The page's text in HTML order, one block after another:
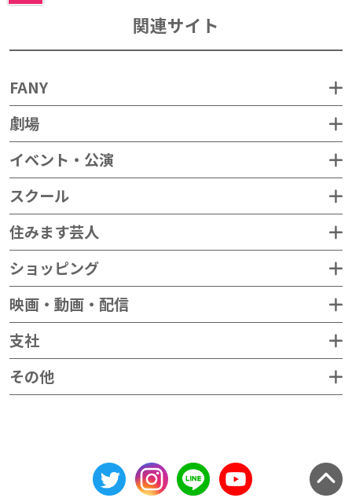
関連サイト
FANY
劇場
イベント・公演
スクール
住みます芸人
ショッピング
映画・動画・配信
支社
その他